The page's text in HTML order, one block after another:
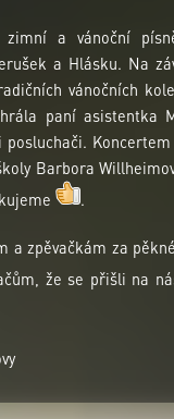
zimní a vánoční
a Hlásku. Na
vánočních
paní asistentka
Barbora
.
a zpěvačkám za
že se přišli na